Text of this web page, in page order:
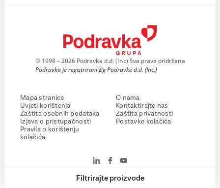
Filtrirajte proizvode
© 1998 – 2026 Podravka d.d. (Inc) Sva prava pridržana
Podravka je registrirani žig Podravke d.d. (Inc.)
Mapa stranice
Uvjeti korištenja
Zaštita osobnih podataka
Izjava o pristupačnosti
Pravila o korištenju
kolačića
O nama
Kontaktirajte nas
Zaštita privatnosti
Postavke kolačića